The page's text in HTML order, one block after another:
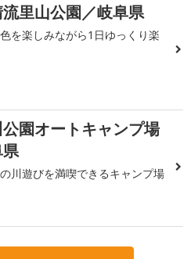
流里山公園／岐阜県
を楽しみながら1日ゆっくり楽
園オートキャンプ場
県
川遊びを満喫できるキャンプ場